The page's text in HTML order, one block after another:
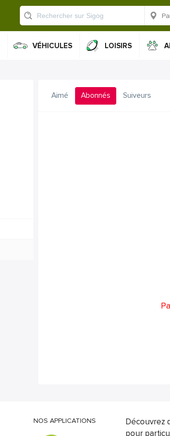
VÉHICULES LOISIRS
Aimé Abonnés Suiveurs
NOS APPLICATIONS
Découvrez
pour